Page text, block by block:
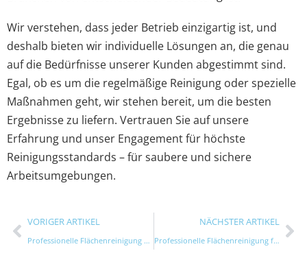
Wir verstehen, dass jeder Betrieb einzigartig ist, und
deshalb bieten wir individuelle Lösungen an, die genau
auf die Bedürfnisse unserer Kunden abgestimmt sind.
Egal, ob es um die regelmäßige Reinigung oder spezielle
Maßnahmen geht, wir stehen bereit, um die besten
Ergebnisse zu liefern. Vertrauen Sie auf unsere
Erfahrung und unser Engagement für höchste
Reinigungsstandards – für saubere und sichere
Arbeitsumgebungen.
VORIGER ARTIKEL
Professionelle Flächenreinigung & Unkrautverbrennung mit Heißwasser – Effizient, umweltfreundlich, zuverlässig in Edemissen
NÄCHSTER ARTIKEL
Professionelle Flächenreinigung für Betonmauern & Treppen | Umweltfreundlich & Zuverlässig in Edemissen